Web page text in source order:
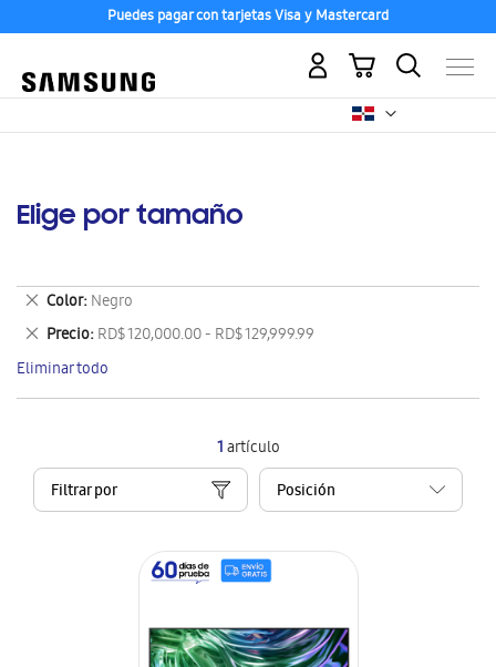
Puedes pagar con tarjetas Visa y Mastercard
Mi carrito
Elige por tamaño
1artículo
Filtrar por
Color Negro
Eliminar
este
artículo
Precio RD$ 120,000.00 - RD$ 129,999.99
Eliminar
este
artículo
Eliminar todo